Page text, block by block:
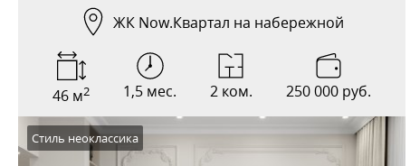
ЖК Now.Квартал на набережной
46 м2 1,5 мес. 2 ком. 250 000 руб.
Стиль неоклассика